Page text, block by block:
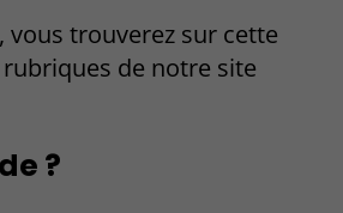
vous trouverez sur cette
de notre site
?